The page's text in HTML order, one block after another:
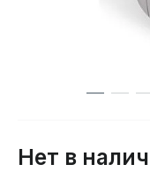
Нет в